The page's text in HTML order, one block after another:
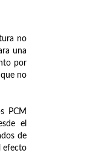
no
una
por
no
PCM
el
de
efecto